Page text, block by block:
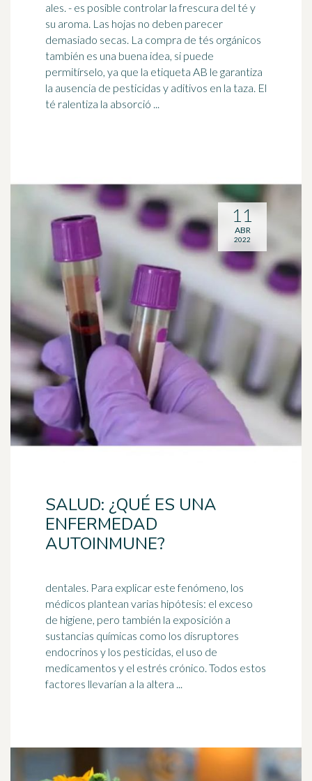
ales. - es posible controlar la frescura del té y
su aroma. Las hojas no deben parecer
demasiado secas. La compra de tés orgánicos
también es una buena idea, si puede
permitírselo, ya que la etiqueta AB le garantiza
la ausencia de pesticidas y aditivos en la taza. El
té ralentiza la absorció ...
SALUD: ¿QUÉ ES UNA
ENFERMEDAD
AUTOINMUNE?
dentales. Para explicar este fenómeno, los
médicos plantean varias hipótesis: el exceso
de higiene, pero también la exposición a
sustancias químicas como los disruptores
endocrinos y los pesticidas, el uso de
medicamentos y el estrés crónico. Todos estos
factores llevarían a la altera ...
11
ABR
2022